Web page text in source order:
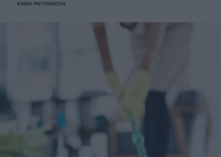
oggi è molto sentita.
EMMA PIETRAROSA